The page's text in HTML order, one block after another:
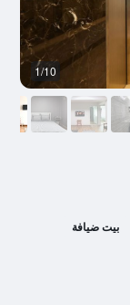
بيت ضيافة
1/10